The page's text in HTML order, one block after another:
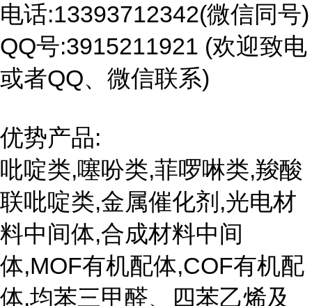
电话:13393712342(微信同号)
QQ号:3915211921 (欢迎致电
或者QQ、微信联系)
优势产品:
吡啶类,噻吩类,菲啰啉类,羧酸
联吡啶类,金属催化剂,光电材
料中间体,合成材料中间
体,MOF有机配体,COF有机配
体,均苯三甲醛、四苯乙烯及